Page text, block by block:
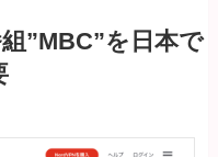
”MBC”を日本で